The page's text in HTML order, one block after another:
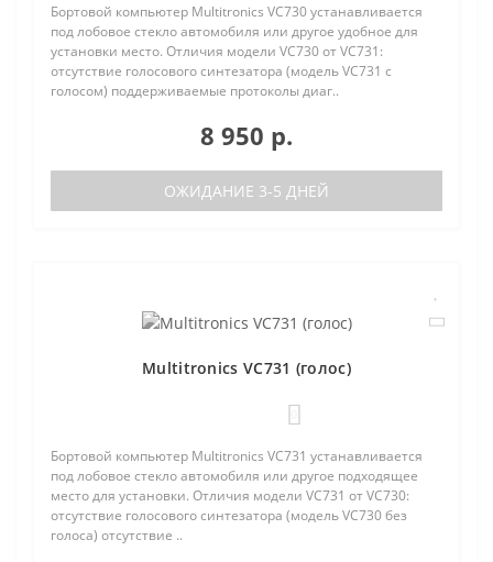
Бортовой компьютер Multitronics VC730 устанавливается
под лобовое стекло автомобиля или другое удобное для
установки место. Отличия модели VC730 от VC731:
отсутствие голосового синтезатора (модель VC731 с
голосом) поддерживаемые протоколы диаг..
8 950 р.
ОЖИДАНИЕ 3-5 ДНЕЙ
Multitronics VC731 (голос)
Бортовой компьютер Multitronics VC731 устанавливается
под лобовое стекло автомобиля или другое подходящее
место для установки. Отличия модели VC731 от VC730:
отсутствие голосового синтезатора (модель VC730 без
голоса) отсутствие ..